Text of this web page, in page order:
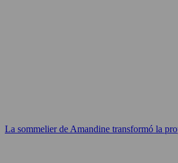
La sommelier de Amandine transformó la